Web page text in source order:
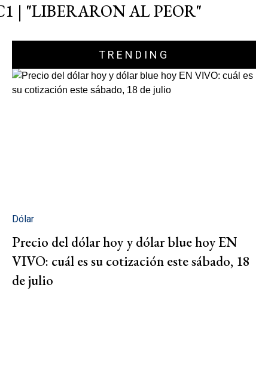
| "LIBERARON AL PEOR"
TRENDING
Dólar
Precio del dólar hoy y dólar blue hoy EN
VIVO: cuál es su cotización este sábado, 18
de julio